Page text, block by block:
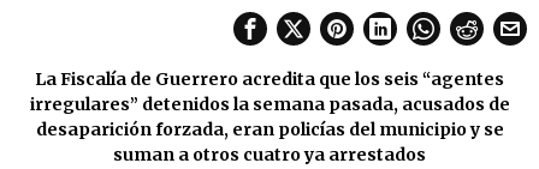
La Fiscalía de Guerrero acredita que los seis “agentes
irregulares” detenidos la semana pasada, acusados de
desaparición forzada, eran policías del municipio y se
suman a otros cuatro ya arrestados